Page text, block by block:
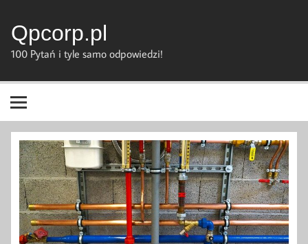
content
Qpcorp.pl
100 Pytań i tyle samo odpowiedzi!